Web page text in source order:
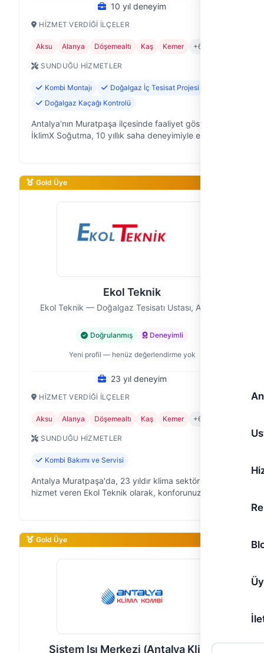
10 yıl deneyim
HIZMET VERDIĞI İLÇELER
Aksu Alanya Döşemealtı Kaş Kemer +6
SUNDUĞU HIZMETLER
Kombi Montajı
Doğalgaz İç Tesisat Projesi
Doğalgaz Kaçağı Kontrolü
Antalya'nın Muratpaşa ilçesinde faaliyet gösteren
İklimX Soğutma, 10 yıllık saha deneyimiyle ev ve iş
Gold Üye
Ekol Teknik
Ekol Teknik — Doğalgaz Tesisatı Ustası, Antalya
Doğrulanmış Deneyimli
Yeni profil — henüz değerlendirme yok
23 yıl deneyim
HIZMET VERDIĞI İLÇELER
Aksu Alanya Döşemealtı Kaş Kemer +6
SUNDUĞU HIZMETLER
Kombi Bakımı ve Servisi
Antalya Muratpaşa'da, 23 yıldır klima sektörüne
hizmet veren Ekol Teknik olarak, konforunuzu
Gold Üye
Sistem Isı Merkezi (Antalya Klima